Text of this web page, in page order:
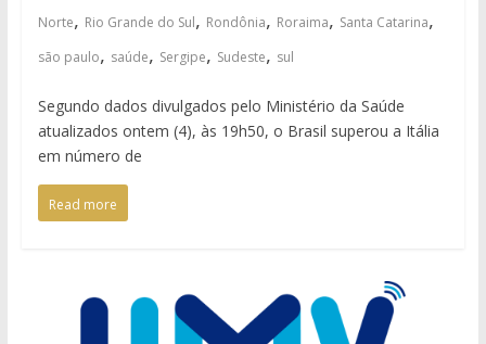
Norte, Rio Grande do Sul, Rondônia, Roraima, Santa Catarina,
são paulo, saúde, Sergipe, Sudeste, sul
Segundo dados divulgados pelo Ministério da Saúde
atualizados ontem (4), às 19h50, o Brasil superou a Itália
em número de
Read more